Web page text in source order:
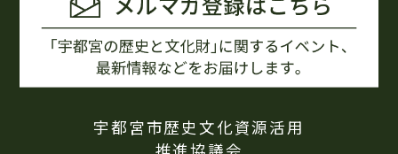
宇都宮市歴史文化資源活用